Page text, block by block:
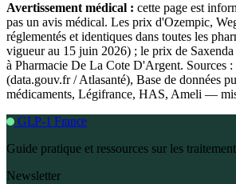
Avertissement médical : cette page est
pas un avis médical. Les prix d'Ozempic,
réglementés et identiques dans toutes les
vigueur au 15 juin 2026) ; le prix de
à Pharmacie De La Cote D'Argent. Sources
(data.gouv.fr / Atlasanté), Base de données
médicaments, Légifrance, HAS, Ameli —
GLP-1 France
Guide pratique et ressources sur les
Newsletter